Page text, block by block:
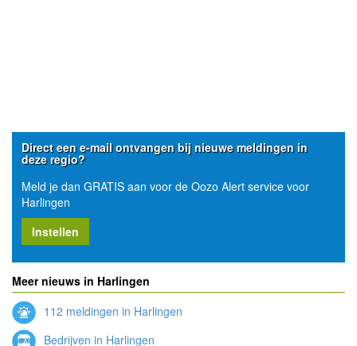
Direct een e-mail ontvangen bij nieuwe meldingen in
deze regio?
Meld je dan GRATIS aan voor de Oozo Alert service voor
Harlingen
Instellen
Meer nieuws in Harlingen
112 meldingen in Harlingen
Bedrijven in Harlingen